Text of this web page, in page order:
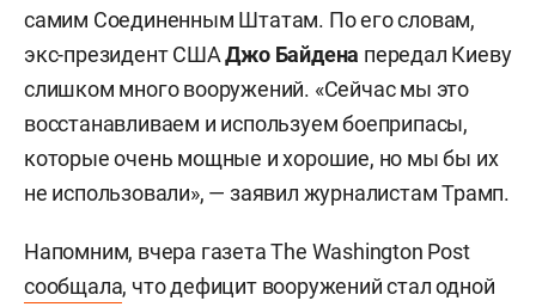
самим Соединенным Штатам. По его словам,
экс-президент СШАДжо Байдена передал Киеву
слишком много вооружений. «Сейчас мы это
восстанавливаем и используем боеприпасы,
которые очень мощные и хорошие, но мы бы их
не использовали», — заявил журналистам Трамп.
Напомним, вчера газета The Washington Post
сообщала, что дефицит вооружений стал одной